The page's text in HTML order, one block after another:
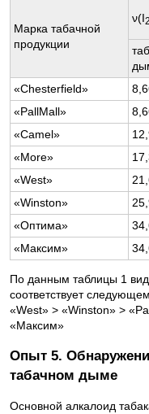
Марка табачной
продукции
ν(I2
«Chesterfield»
«PallMall»
«Сamel»
«More»
«West»
«Winston»
«Оптима»
«Максим»
По данным таблицы 1
соответствует
«West» > «Winston» >
«Максим»
Опыт 5.
табачном дыме
Основной алкалоид